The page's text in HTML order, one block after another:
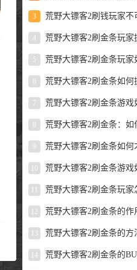
3 荒野大镖客2刷钱玩家不可
4 荒野大镖客2刷金条玩家提高
5 荒野大镖客2刷金条玩家如何提
6 荒野大镖客2刷金条如何提
7 荒野大镖客2刷金条游戏
荒野大镖客2刷金条：如何提高
9 荒野大镖客2刷金条如何才
荒野大镖客2刷金条游戏
荒野大镖客2刷金条玩家怎
12 荒野大镖客2刷金条的作用是什
13 荒野大镖客2刷金条的方
14 荒野大镖客2刷金条的